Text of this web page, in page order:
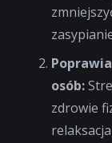
osób:
zdrowie